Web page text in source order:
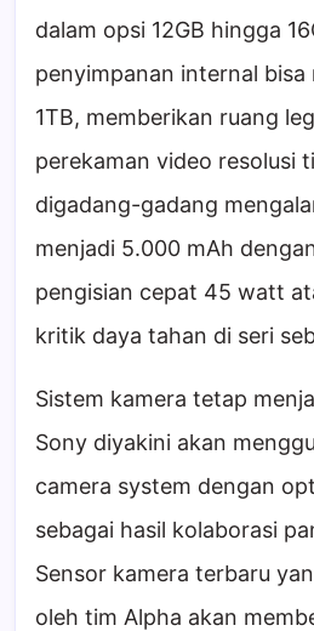
dalam opsi 12GB hingga
penyimpanan internal bisa
1TB, memberikan ruang
perekaman video resolusi
digadang-gadang
menjadi 5.000 mAh
pengisian cepat 45 watt
kritik daya tahan di seri
Sistem kamera tetap
Sony diyakini akan
camera system dengan
sebagai hasil kolaborasi
Sensor kamera terbaru
oleh tim Alpha akan